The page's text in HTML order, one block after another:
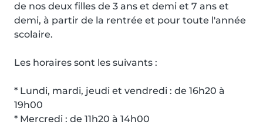
de nos deux filles de 3 ans et demi et 7 ans et
demi, à partir de la rentrée et pour toute l'année
scolaire.
Les horaires sont les suivants :
* Lundi, mardi, jeudi et vendredi : de 16h20 à
19h00
* Mercredi : de 11h20 à 14h00